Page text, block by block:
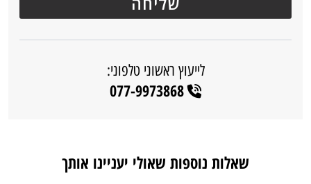
לייעוץ ראשוני טלפוני:
077-9973868
שאלות נוספות שאולי יעניינו אותך